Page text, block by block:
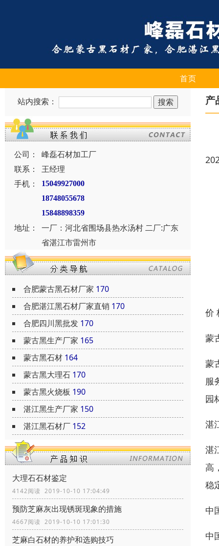
首页
站内搜索：
公司：
峰磊石材加工厂
联系：
王经理
手机：
15049927000
18748055678
15848898359
地址：
一厂：河北省围场县热水汤村 二厂:广东
省湛江市雷州市
合肥蒙古黑石材厂家 170
合肥湛江黑石材厂家直销 170
合肥四川黑批发 170
蒙古黑生产厂家 165
蒙古黑石材 164
蒙古黑大理石 170
蒙古黑火烧板 190
湛江黑生产厂家 150
湛江黑石材厂 152
大理石石材鉴定
4142阅读 2019-10-10 17:04:49
预防芝麻灰出现锈斑现象的措施
4667阅读 2019-10-10 17:01:30
芝麻白石材的养护和选购技巧
产
价
蒙
蒙
服
园
湛
湛
高
稳
中
中